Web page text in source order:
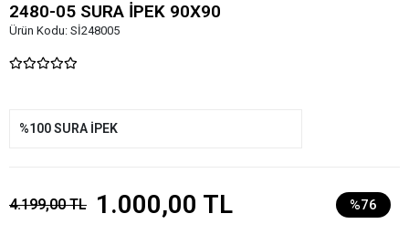
2480-05 SURA İPEK 90X90
Ürün Kodu: Sİ248005
%100 SURA İPEK
4.199,00 TL 1.000,00 TL %76